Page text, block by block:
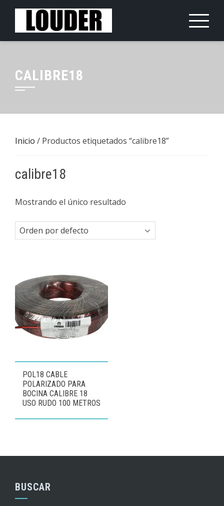
Saltar
contenido
CALIBRE18
Inicio / Productos etiquetados “calibre18”
calibre18
Mostrando el único resultado
POL18 CABLE
POLARIZADO PARA
BOCINA CALIBRE 18
USO RUDO 100 METROS
BUSCAR